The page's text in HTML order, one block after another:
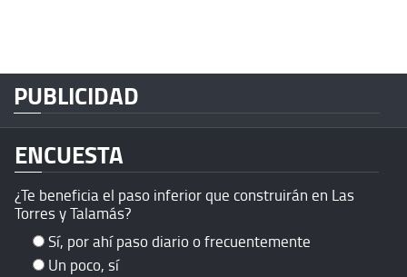
PUBLICIDAD
ENCUESTA
¿Te beneficia el paso inferior que construirán en Las
Torres y Talamás?
Sí, por ahí paso diario o frecuentemente
Un poco, sí